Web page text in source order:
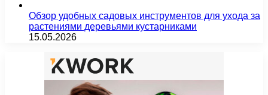
Обзор удобных садовых инструментов для ухода за
растениями деревьями кустарниками
15.05.2026